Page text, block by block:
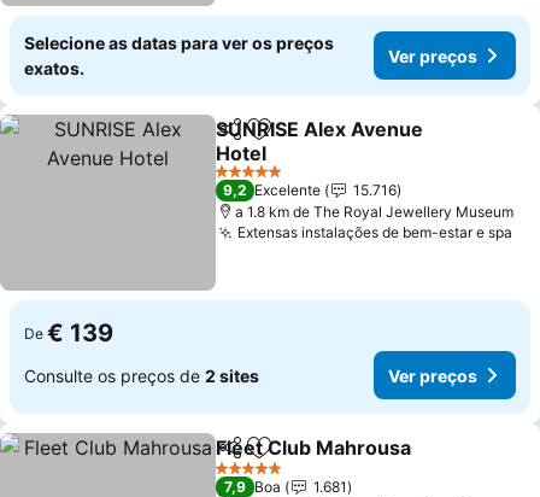
Selecione as datas para ver os preços
exatos.
Ver preços
PartilharAdicionar aos favoritos
SUNRISE Alex Avenue
Hotel
5 Estrelas
9,2 Excelente
15.716
a 1.8 km de The Royal Jewellery Museum
Extensas instalações de bem-estar e spa
De € 139
Consulte os preços de 2 sites Ver preços
PartilharAdicionar aos favoritos
Fleet Club Mahrousa
5 Estrelas
7,9 Boa
1.681